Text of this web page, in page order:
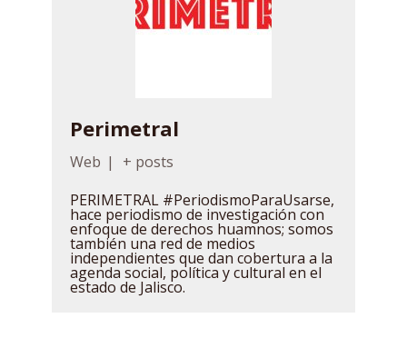
Perimetral
Web |
+ posts
PERIMETRAL #PeriodismoParaUsarse,
hace periodismo de investigación con
enfoque de derechos huamnos; somos
también una red de medios
independientes que dan cobertura a la
agenda social, política y cultural en el
estado de Jalisco.